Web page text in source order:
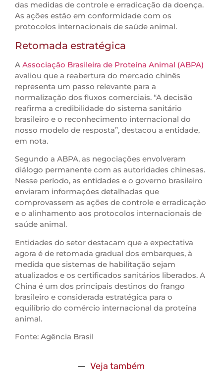
das medidas de controle e erradicação da doença.
As ações estão em conformidade com os
protocolos internacionais de saúde animal.
Retomada estratégica
A Associação Brasileira de Proteína Animal (ABPA)
avaliou que a reabertura do mercado chinês
representa um passo relevante para a
normalização dos fluxos comerciais. “A decisão
reafirma a credibilidade do sistema sanitário
brasileiro e o reconhecimento internacional do
nosso modelo de resposta”, destacou a entidade,
em nota.
Segundo a ABPA, as negociações envolveram
diálogo permanente com as autoridades chinesas.
Nesse período, as entidades e o governo brasileiro
enviaram informações detalhadas que
comprovassem as ações de controle e erradicação
e o alinhamento aos protocolos internacionais de
saúde animal.
Entidades do setor destacam que a expectativa
agora é de retomada gradual dos embarques, à
medida que sistemas de habilitação sejam
atualizados e os certificados sanitários liberados. A
China é um dos principais destinos do frango
brasileiro e considerada estratégica para o
equilíbrio do comércio internacional da proteína
animal.
Fonte: Agência Brasil
Veja também